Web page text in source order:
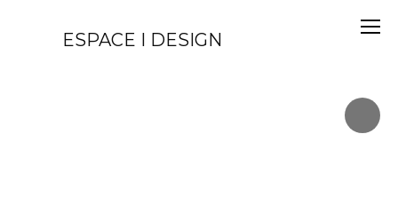
ESPACE I DESIGN